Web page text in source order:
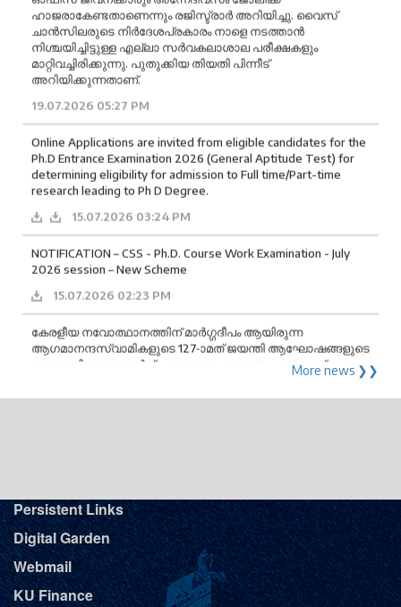
അറിയിക്കുന്നതാണ്.
19.07.2026 05:27 PM
Online Applications are invited from eligible candidates for the
Ph.D Entrance Examination 2026 (General Aptitude Test) for
determining eligibility for admission to Full time/Part-time
research leading to Ph D Degree.
15.07.2026 03:24 PM
NOTIFICATION – CSS - Ph.D. Course Work Examination - July
2026 session – New Scheme
15.07.2026 02:23 PM
കേരളീയ നവോത്ഥാനത്തിന് മാർഗ്ഗദീപം ആയിരുന്ന
ആഗമാനന്ദസ്വാമികളുടെ 127-ാമത് ജയന്തി ആഘോഷങ്ങളുടെ
ഭാഗമായി കേരള സർവ്വകലാശാല വേദാന്ത പഠനകേന്ദ്രം,
ശാസ്തമംഗലം ശ്രീരാമകൃഷ്ണ ആശ്രമ ഓഡിറ്റോറിയത്തിൽ വച്ച്
അനുസ്മരണ സമ്മേളനം നടത്തുന്നു. ശ്രീരാമകൃഷ്ണ ആശ്രമം
മഠാധിപതിയായ സ്വാമി മോക്ഷ വ്രതാനന്ദ അധ്യക്ഷത
വഹിക്കുന്ന പ്രസ്തുത സമ്മേളനം ബഹുമാനപ്പെട്ട കേരള
സർവകലാശാല വൈസ് ചാൻസലർ ഡോ. (പ്രൊഫ.)
ആസ്പദമാക്കി സംസാരിക്കുന്നതാണ് എല്ലാ
സജ്ജനങ്ങളുടെയും സാന്നിദ്ധ്യ സഹകരണങ്ങൾ സാദരം
ക്ഷണിച്ചുകൊള്ളുന്നു. ബന്ധപ്പെടേണ്ട നമ്പർ +918921590424.
13.07.2026 04:57 PM
Notification - Applications are invited for admission to the
More news ❯❯
Persistent Links
Digital Garden
Webmail
KU Finance